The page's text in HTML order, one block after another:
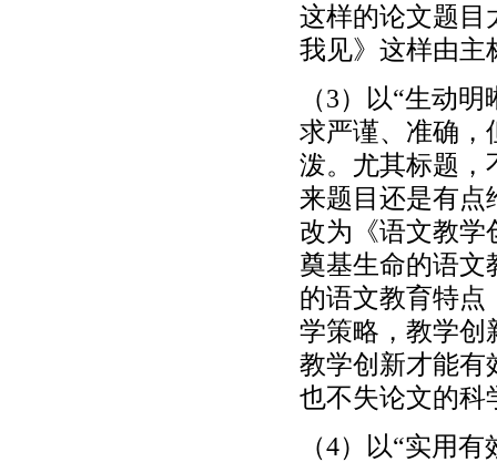
这样的论文题
我见》这样由主
（3）以“生动
求严谨、准确，
泼。尤其标题，
来题目还是有点
改为《语文教学
奠基生命的语文
的语文教育特点
学策略，教学创
教学创新才能有
也不失论文的科
（4）以“实用